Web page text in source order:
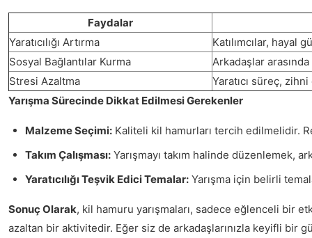
Faydalar
Yaratıcılığı Artırma
Katılımcılar, hayal
Sosyal Bağlantılar Kurma
Arkadaşlar
Stresi Azaltma
Yaratıcı süreç,
Yarışma Sürecinde Dikkat Edilmesi Gerekenler
Malzeme Seçimi: Kaliteli kil hamurları tercih edilmelidir.
Takım Çalışması: Yarışmayı takım halinde düzenlemek,
Yaratıcılığı Teşvik Edici Temalar: Yarışma için belirli
Sonuç Olarak, kil hamuru yarışmaları, sadece eğlenceli bir
azaltan bir aktivitedir. Eğer siz de arkadaşlarınızla keyifli bir